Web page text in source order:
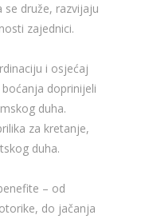
se druže, razvijaju
zajednici.
i osjećaj
doprinijeli
duha.
za kretanje,
duha.
– od
do jačanja